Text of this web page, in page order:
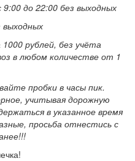
до 22:00 без выходных
выходных
рублей, без учёта
в любом количестве от 1
пробки в часы пик.
учитывая дорожную
в указанное время
просьба отнестись с